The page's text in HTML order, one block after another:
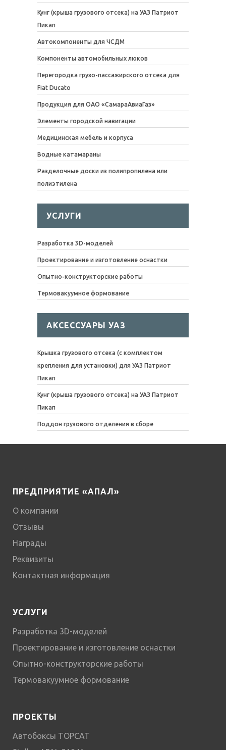
Кунг (крыша грузового отсека) на УАЗ Патриот
Пикап
Автокомпоненты для ЧСДМ
Компоненты автомобильных люков
Перегородка грузо-пассажирского отсека для
Fiat Ducato
Продукция для ОАО «СамараАвиаГаз»
Элементы городской навигации
Медицинская мебель и корпуса
Водные катамараны
Разделочные доски из полипропилена или
полиэтилена
УСЛУГИ
Разработка 3D-моделей
Проектирование и изготовление оснастки
Опытно-конструкторские работы
Термовакуумное формование
АКСЕССУАРЫ УАЗ
Крышка грузового отсека (с комплектом
крепления для установки) для УАЗ Патриот
Пикап
Кунг (крыша грузового отсека) на УАЗ Патриот
Пикап
Поддон грузового отделения в сборе
ПРЕДПРИЯТИЕ «АПАЛ»
О компании
Отзывы
Награды
Реквизиты
Контактная информация
УСЛУГИ
Разработка 3D-моделей
Проектирование и изготовление оснастки
Опытно-конструкторские работы
Термовакуумное формование
ПРОЕКТЫ
Автобоксы TOPCAT